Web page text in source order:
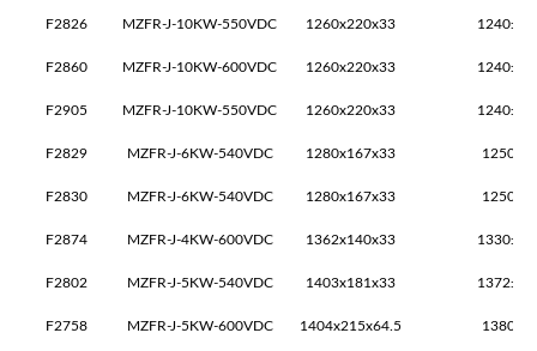
F2826 MZFR-J-10KW-550VDC 1260x220x33
F2860 MZFR-J-10KW-600VDC 1260x220x33
F2905 MZFR-J-10KW-550VDC 1260x220x33
F2829 MZFR-J-6KW-540VDC 1280x167x33
F2830 MZFR-J-6KW-540VDC 1280x167x33
F2874 MZFR-J-4KW-600VDC 1362x140x33
F2802 MZFR-J-5KW-540VDC 1403x181x33
F2758 MZFR-J-5KW-600VDC 1404x215x64.5